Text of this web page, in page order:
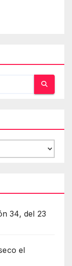
34, del 23
el